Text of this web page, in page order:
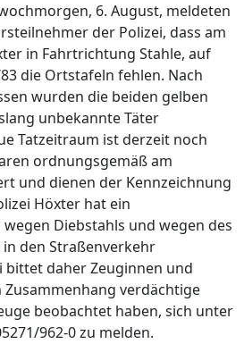
6. August, meldeten
der Polizei, dass am
in Fahrtrichtung Stahle, auf
die Ortstafeln fehlen. Nach
wurden die beiden gelben
unbekannte Täter
Tatzeitraum ist derzeit noch
ordnungsgemäß am
und dienen der Kennzeichnung
Höxter hat ein
Diebstahls und wegen des
den Straßenverkehr
bittet daher Zeuginnen und
Zusammenhang verdächtige
beobachtet haben, sich unter
962-0 zu melden.